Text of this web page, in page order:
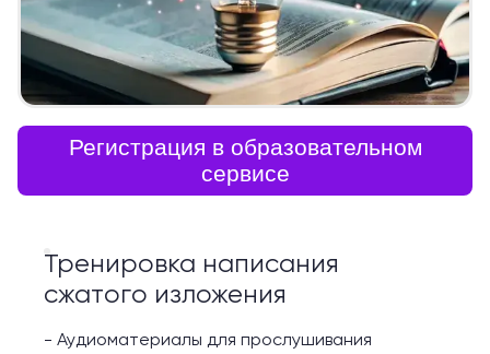
Регистрация в образовательном
сервисе
Тренировка написания
сжатого изложения
- Аудиоматериалы для прослушивания